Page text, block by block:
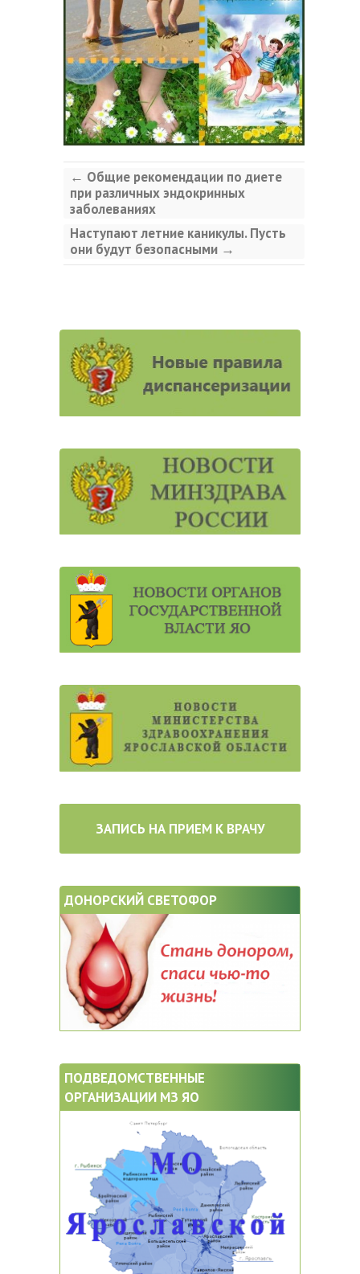
← Общие рекомендации по диете
при различных эндокринных
заболеваниях
Наступают летние каникулы. Пусть
они будут безопасными →
ЗАПИСЬ НА ПРИЕМ К ВРАЧУ
ДОНОРСКИЙ СВЕТОФОР
ПОДВЕДОМСТВЕННЫЕ
ОРГАНИЗАЦИИ МЗ ЯО